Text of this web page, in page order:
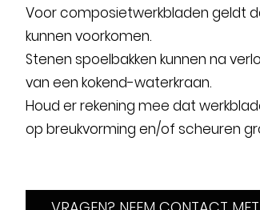
Voor composietwerkbladen geldt
kunnen voorkomen.
Stenen spoelbakken kunnen na
van een kokend-waterkraan.
Houd er rekening mee dat
op breukvorming en/of scheuren